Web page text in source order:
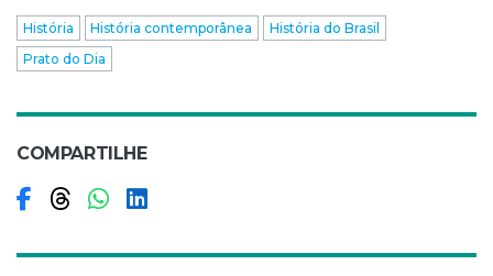
História História contemporânea
História do Brasil
Prato do Dia
COMPARTILHE
Compartilhar no Facebook
Compartilhar no Threads
Compartilhar no WhatsApp
Compartilhar no LinkedIn